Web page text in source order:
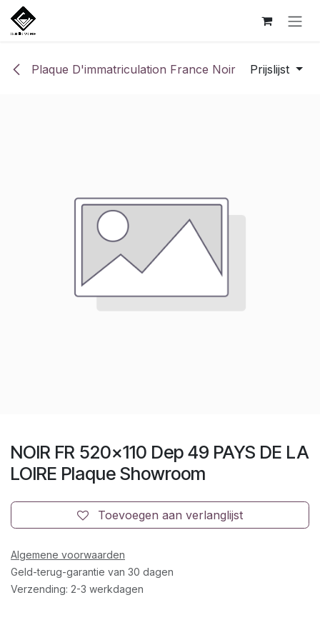
Overslaan naar inhoud
Plaque D'immatriculation France Noir Prijslijst
NOIR FR 520x110 Dep 49 PAYS DE LA
LOIRE Plaque Showroom
Toevoegen aan verlanglijst
Algemene voorwaarden
Geld-terug-garantie van 30 dagen
Verzending: 2-3 werkdagen